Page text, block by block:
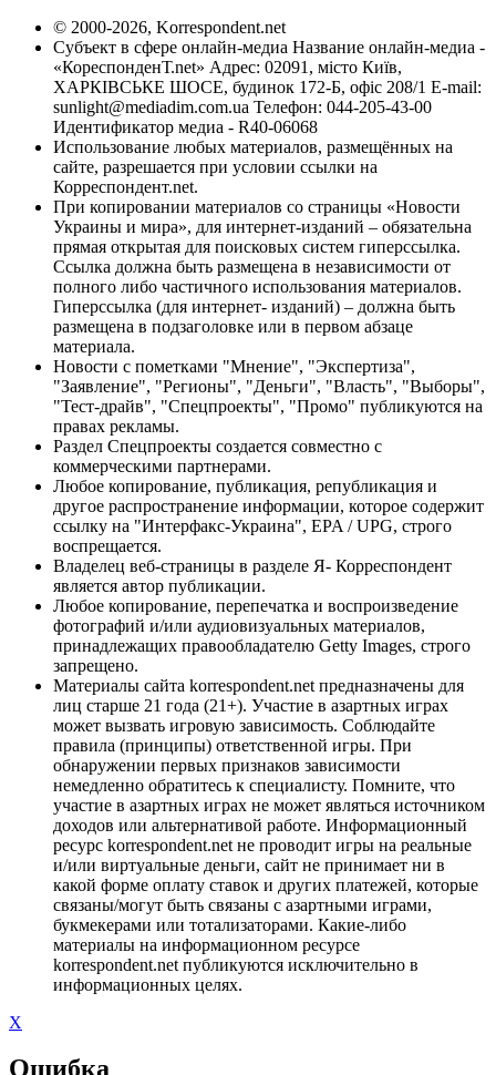
© 2000-2026, Korrespondent.net
Субъект в сфере онлайн-медиа Название онлайн-медиа -
«КореспонденТ.net» Адрес: 02091, місто Київ,
ХАРКІВСЬКЕ ШОСЕ, будинок 172-Б, офіс 208/1 E-mail:
sunlight@mediadim.com.ua Телефон: 044-205-43-00
Идентификатор медиа - R40-06068
Использование любых материалов, размещённых на
сайте, разрешается при условии ссылки на
Корреспондент.net.
При копировании материалов со страницы «Новости
Украины и мира», для интернет-изданий – обязательна
прямая открытая для поисковых систем гиперссылка.
Ссылка должна быть размещена в независимости от
полного либо частичного использования материалов.
Гиперссылка (для интернет- изданий) – должна быть
размещена в подзаголовке или в первом абзаце
материала.
Новости с пометками "Мнение", "Экспертиза",
"Заявление", "Регионы", "Деньги", "Власть", "Выборы",
"Тест-драйв", "Спецпроекты", "Промо" публикуются на
правах рекламы.
Раздел Спецпроекты создается совместно с
коммерческими партнерами.
Любое копирование, публикация, републикация и
другое распространение информации, которое содержит
ссылку на "Интерфакс-Украина", EPA / UPG, строго
воспрещается.
Владелец веб-страницы в разделе Я- Корреспондент
является автор публикации.
Любое копирование, перепечатка и воспроизведение
фотографий и/или аудиовизуальных материалов,
принадлежащих правообладателю Getty Images, строго
запрещено.
Материалы сайта korrespondent.net предназначены для
лиц старше 21 года (21+). Участие в азартных играх
может вызвать игровую зависимость. Соблюдайте
правила (принципы) ответственной игры. При
обнаружении первых признаков зависимости
немедленно обратитесь к специалисту. Помните, что
участие в азартных играх не может являться источником
доходов или альтернативой работе. Информационный
ресурс korrespondent.net не проводит игры на реальные
и/или виртуальные деньги, сайт не принимает ни в
какой форме оплату ставок и других платежей, которые
связаны/могут быть связаны с азартными играми,
букмекерами или тотализаторами. Какие-либо
материалы на информационном ресурсе
korrespondent.net публикуются исключительно в
информационных целях.
X
Ошибка